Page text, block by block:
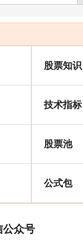
股票知识
技术指标
股票池
公式包
众号